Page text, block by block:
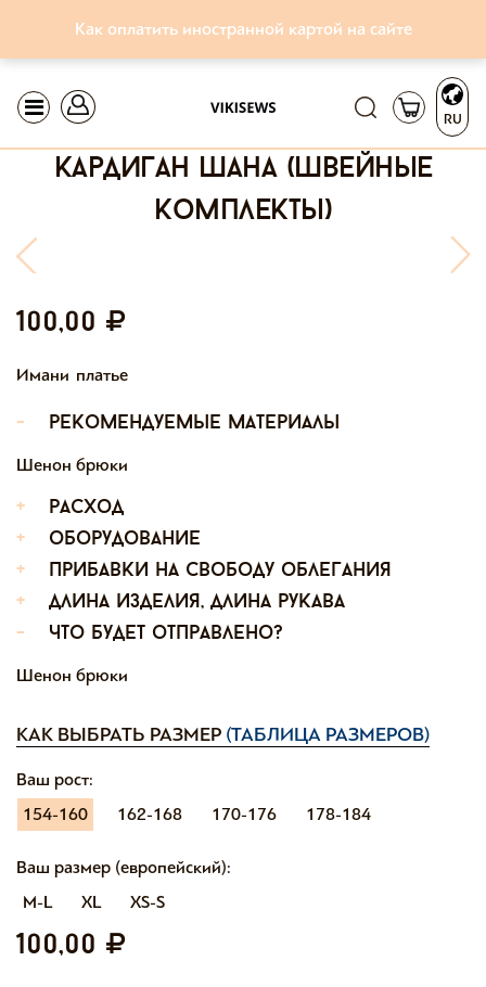
Как оплатить иностранной картой на сайте
RU
кардиган шана (швейные
комплекты)
100,00
Имани платье
-
рекомендуемые материалы
Шенон брюки
+
расход
+
оборудование
+
прибавки на свободу облегания
+
длина изделия, длина рукава
-
что будет отправлено?
Шенон брюки
КАК ВЫБРАТЬ РАЗМЕР (ТАБЛИЦА РАЗМЕРОВ)
Ваш рост:
154-160
162-168 170-176 178-184
Ваш размер (европейский):
M-L
XL XS-S
100,00